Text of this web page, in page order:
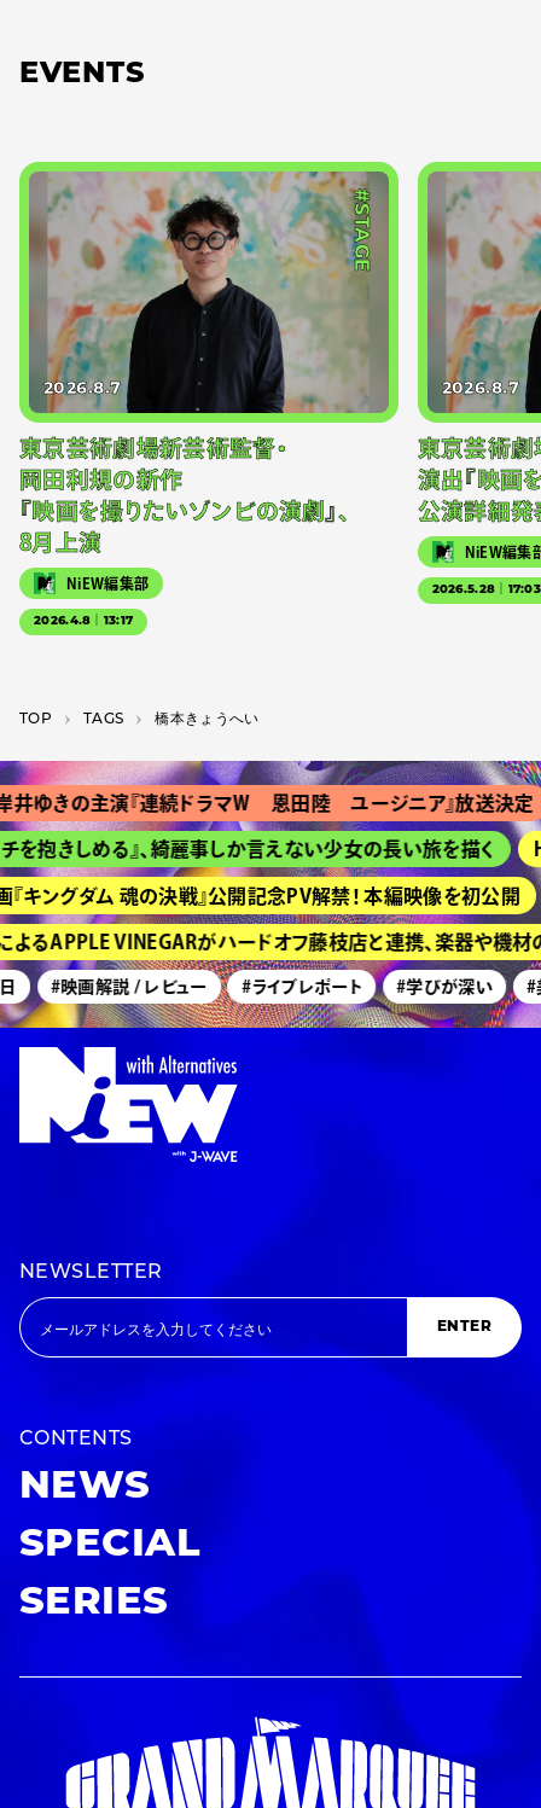
EVENTS
#STAGE
2026.8.7
東京芸術劇場新芸術監督・
岡田利規の新作
『映画を撮りたいゾンビの演劇』、
8月上演
NiEW編集部
2026.4.8｜13:17
2026.8.7
東京芸術劇
演出『映画
公演詳細発
NiEW編集
2026.5.28｜17:03
TOP T­A­G­S 橋本きょうへい
ゆきの主演『連続ドラマＷ 恩田陸 ユージニア』放送決定
抱きしめる』、綺麗事しか言えない少女の長い旅を描く
ングダム 魂の決戦』公開記念PV解禁！ 本編映像を初公開
るAPPLE VINEGARがハードオフ藤枝店と連携、楽器や機材
#映画解説 / レビュー #ライブレポート #学びが深い #
NEWSLETTER
ENTER
CONTENTS
NEWS
SPECIAL
SERIES